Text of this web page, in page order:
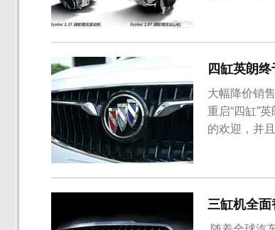
鲁泽是目前
缸发动机在
四缸英朗
大幅降价销
重启“四缸”
的欢迎，并
朗典范车型
吸气发动机
三缸机全面